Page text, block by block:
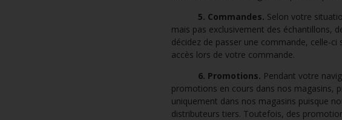
5. Commandes. Selon votre
mais pas exclusivement des échantillons,
décidez de passer une commande, celle-
accès lors de votre commande.
6. Promotions. Pendant votre
promotions en cours dans nos magasins,
uniquement dans nos magasins puisque
distributeurs tiers. Toutefois, des